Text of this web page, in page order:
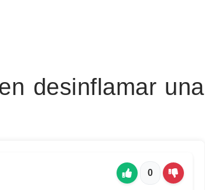
desinflamar una
0